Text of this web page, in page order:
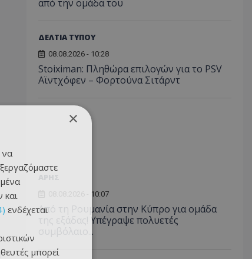
από την ομάδα του
ΔΕΛΤΙΑ ΤΥΠΟΥ
08.08.2026 - 10:28
Stoiximan: Πληθώρα επιλογών για το PSV
Αϊντχόφεν – Φορτούνα Σιτάρντ
08.08.2026 - 10:07
Από τη Ρουμανία στην Κύπρο για ομάδα
της εξάδας! Υπέγραψε πολυετές
συμβόλαιο...
×
να
και
ενδέχεται
μπορεί